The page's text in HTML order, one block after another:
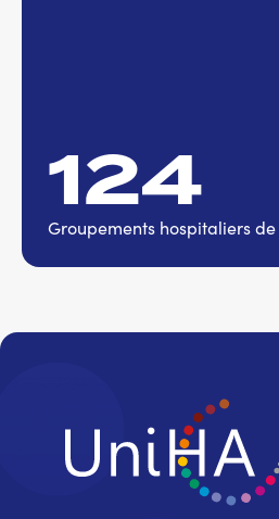
124
Groupements hospitaliers